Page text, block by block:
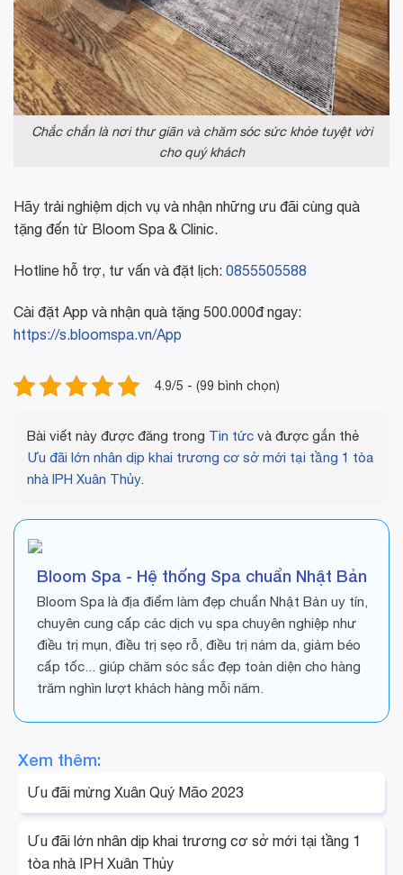
Chắc chắn là nơi thư giãn và chăm sóc sức khỏe tuyệt vời
cho quý khách
Hãy trải nghiệm dịch vụ và nhận những ưu đãi cùng quà
tặng đến từ Bloom Spa & Clinic.
Hotline hỗ trợ, tư vấn và đặt lịch: 0855505588
Cài đặt App và nhận quà tặng 500.000đ ngay:
https://s.bloomspa.vn/App
4.9/5 - (99 bình chọn)
Bài viết này được đăng trong Tin tức và được gắn thẻ
Ưu đãi lớn nhân dịp khai trương cơ sở mới tại tầng 1 tòa
nhà IPH Xuân Thủy.
Bloom Spa - Hệ thống Spa chuẩn Nhật Bản
Bloom Spa là địa điểm làm đẹp chuẩn Nhật Bản uy tín,
chuyên cung cấp các dịch vụ spa chuyên nghiệp như
điều trị mụn, điều trị sẹo rỗ, điều trị nám da, giảm béo
cấp tốc... giúp chăm sóc sắc đẹp toàn diện cho hàng
trăm nghìn lượt khách hàng mỗi năm.
Xem thêm:
Ưu đãi mừng Xuân Quý Mão 2023
Ưu đãi lớn nhân dịp khai trương cơ sở mới tại tầng 1
tòa nhà IPH Xuân Thủy